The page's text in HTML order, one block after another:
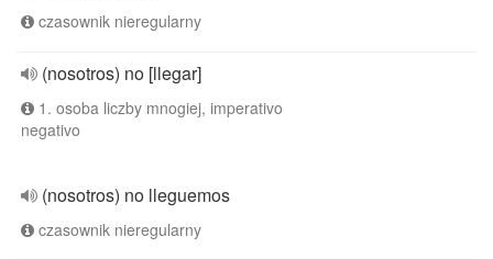
czasownik nieregularny
(nosotros) no [llegar]
1. osoba liczby mnogiej, imperativo
negativo
(nosotros) no lleguemos
czasownik nieregularny